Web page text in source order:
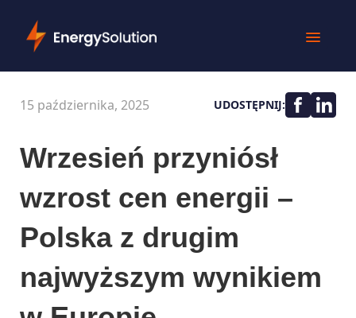
15 października, 2025 UDOSTĘPNIJ:
Wrzesień przyniósł
wzrost cen energii –
Polska z drugim
najwyższym wynikiem